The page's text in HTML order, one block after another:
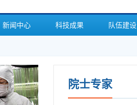
新闻中心 科技成果 队伍建设
院士专家